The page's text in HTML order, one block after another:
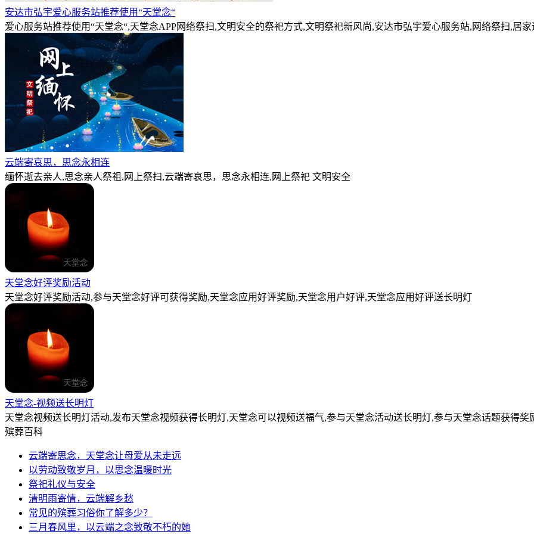
安达市弘宇爱心服务站推荐使用“天堂念“
爱心服务站推荐使用“天堂念“,天堂念APP网络祭扫,文明安全的祭祀方式,文明祭祀新风尚,安达市弘宇爱心服务站,网络祭扫,居
云端寄哀思，思念永相连
缅怀逝去亲人,思念亲人祭祖,网上祭扫,云端寄哀思，思念永相连,网上祭祀 文明安全
天堂念好评奖励活动
天堂念好评奖励活动,参与天堂念好评可获得奖励,天堂念应用好评奖励,天堂念用户好评,天堂念应用好评送长明灯
天堂念-视频送长明灯
天堂念视频送长明灯活动,发布天堂念视频获得长明灯,天堂念可以视频送福气,参与天堂念活动送长明灯,参与天堂念话题获得奖
殡葬百科
云端寄思念，天堂念让母爱从未走远
以劳动致敬岁月，以思念温暖时光
祭祀礼仪与安全
清明雨寄情，云端解乡愁
常见的殡葬习俗你了解多少？
三月春风里，以云端之念致敬不朽的她